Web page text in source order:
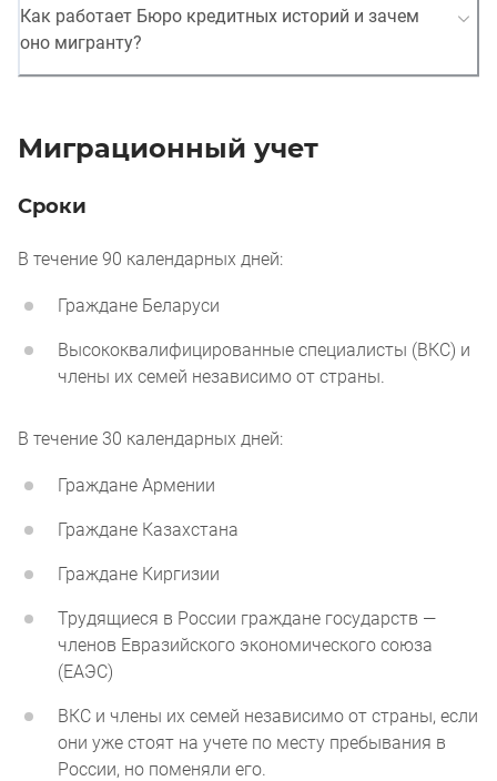
Как работает Бюро кредитных историй и зачем
оно мигранту?
Миграционный учет
Сроки
В течение 90 календарных дней:
Граждане Беларуси
Высококвалифицированные специалисты (ВКС) и
члены их семей независимо от страны.
В течение 30 календарных дней:
Граждане Армении
Граждане Казахстана
Граждане Киргизии
Трудящиеся в России граждане государств —
членов Евразийского экономического союза
(ЕАЭС)
ВКС и члены их семей независимо от страны, если
они уже стоят на учете по месту пребывания в
России, но поменяли его.